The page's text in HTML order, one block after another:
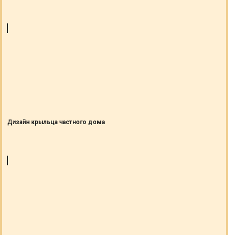
Дизайн крыльца частного дома